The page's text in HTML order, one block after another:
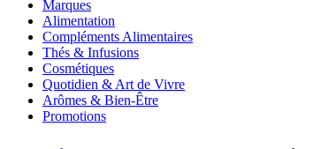
Marques
Alimentation
Compléments Alimentaires
Thés & Infusions
Cosmétiques
Quotidien & Art de Vivre
Arômes & Bien-Être
Promotions